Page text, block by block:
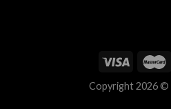
Copyright 2026 ©